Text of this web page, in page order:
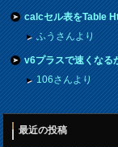
calcセル表をTable
ふうさんより
v6プラスで速くなる
106さんより
最近の投稿